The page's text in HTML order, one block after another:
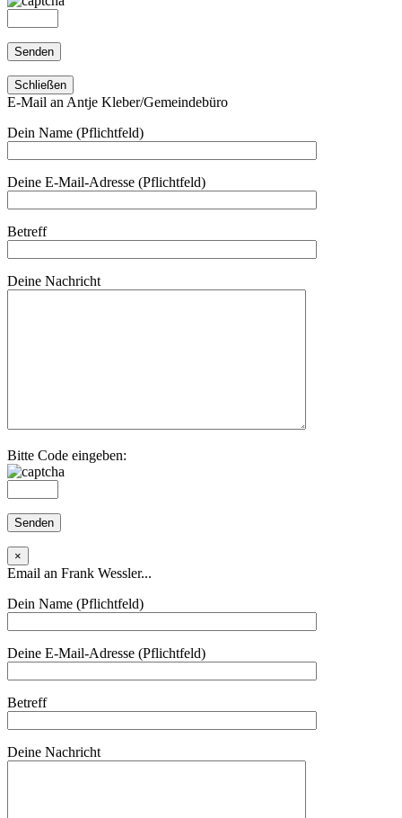
Schließen
E-Mail an Antje Kleber/Gemeindebüro
Dein Name (Pflichtfeld)
Deine E-Mail-Adresse (Pflichtfeld)
Betreff
Deine Nachricht
Bitte Code eingeben:
×
Email an Frank Wessler...
Dein Name (Pflichtfeld)
Deine E-Mail-Adresse (Pflichtfeld)
Betreff
Deine Nachricht